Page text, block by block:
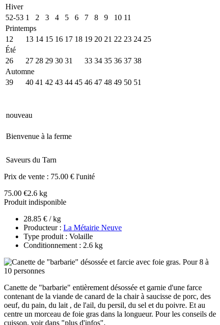
Hiver
52-53 1 2 3 4 5 6 7 8 9 10 11
Printemps
12
13 14 15 16 17 18 19 20 21 22 23 24 25
Été
26
27 28 29 30 31 33 34 35 36 37 38
Automne
39
40 41 42 43 44 45 46 47 48 49 50 51
nouveau
Bienvenue à la ferme
Saveurs du Tarn
Prix de vente : 75.00 € l'unité
75.00 €2.6 kg
Produit indisponible
28.85 € / kg
Producteur : La Métairie Neuve
Type produit : Volaille
Conditionnement : 2.6 kg
Canette de "barbarie" entièrement désossée et garnie d'une farce
contenant de la viande de canard de la chair à saucisse de porc, des
oeuf, du pain, du lait , de l'ail, du persil, du sel et du poivre. Et au
centre un morceau de foie gras dans la longueur. Pour les conseils de
cuisson, voir dans "plus d'infos".